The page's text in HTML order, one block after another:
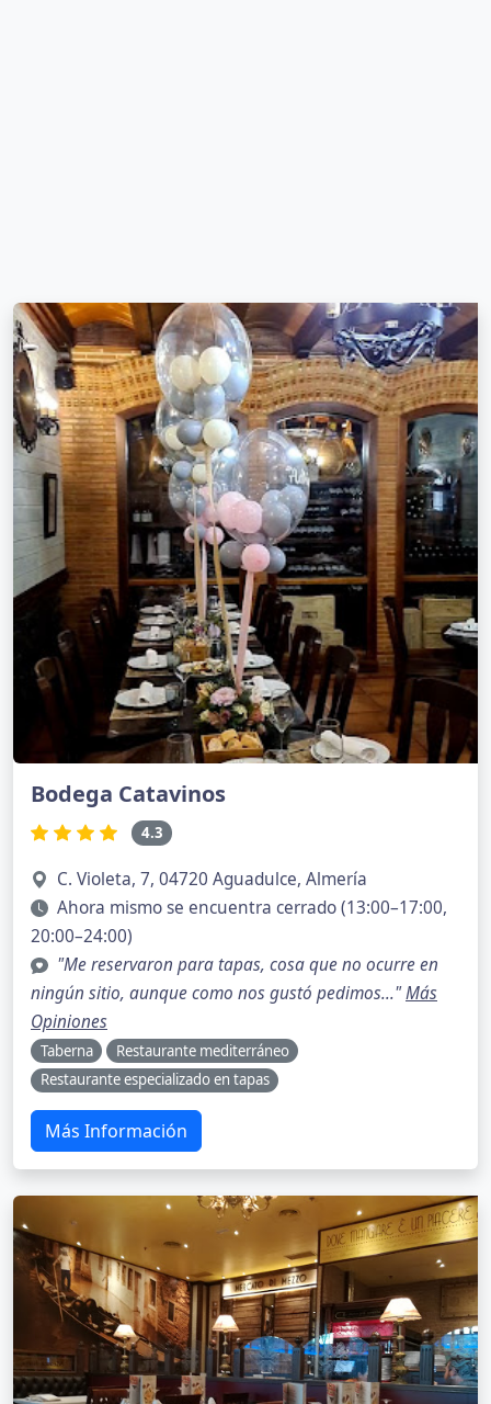
Bodega Catavinos
4.3
C. Violeta, 7, 04720 Aguadulce, Almería
Ahora mismo se encuentra cerrado (13:00–17:00,
20:00–24:00)
"Me reservaron para tapas, cosa que no ocurre en
ningún sitio, aunque como nos gustó pedimos..."Más
Opiniones
Taberna
Restaurante mediterráneo
Restaurante especializado en tapas
Más Información